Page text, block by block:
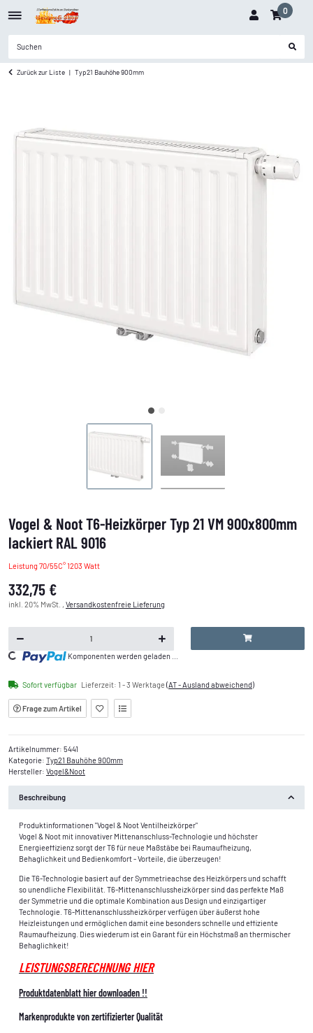
0
Zurück zur Liste Typ21 Bauhöhe 900mm
Vogel & Noot T6-Heizkörper Typ 21 VM 900x800mm
lackiert RAL 9016
Leistung 70/55C° 1203 Watt
332,75 €
inkl. 20% MwSt. , Versandkostenfreie Lieferung
Loading... Komponenten werden geladen ...
Sofort verfügbar Lieferzeit: 1 - 3 Werktage(AT - Ausland abweichend)
Frage zum Artikel
Artikelnummer: 5441
Kategorie: Typ21 Bauhöhe 900mm
Hersteller: Vogel&Noot
Beschreibung
Produktinformationen "Vogel & Noot Ventilheizkörper"
Vogel & Noot mit innovativer Mittenanschluss-Technologie und höchster
Energieeffizienz sorgt der T6 für neue Maßstäbe bei Raumaufheizung,
Behaglichkeit und Bedienkomfort - Vorteile, die überzeugen!
Die T6-Technologie basiert auf der Symmetrieachse des Heizkörpers und schafft
so unendliche Flexibilität. T6-Mittenanschlussheizkörper sind das perfekte Maß
der Symmetrie und die optimale Kombination aus Design und einzigartiger
Technologie. T6-Mittenanschlussheizkörper verfügen über äußerst hohe
Heizleistungen und ermöglichen damit eine besonders schnelle und effiziente
Raumaufheizung. Dies wiederum ist ein Garant für ein Höchstmaß an thermischer
Behaglichkeit!
LEISTUNGSBERECHNUNG HIER
Produktdatenblatt hier downloaden !!
Markenprodukte von zertifizierter Qualität